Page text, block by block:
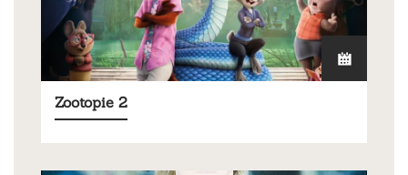
Zootopie 2